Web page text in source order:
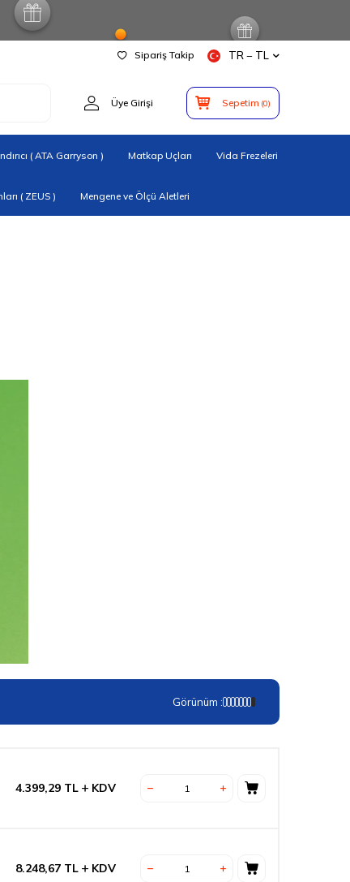
Sipariş Takip TR − TL
Üye Girişi Sepetim (0)
( ATA Garryson ) Matkap Uçları Vida Frezeleri
( ZEUS ) Mengene ve Ölçü Aletleri
Görünüm :
4.399,29 TL KDV
8.248,67 TL KDV